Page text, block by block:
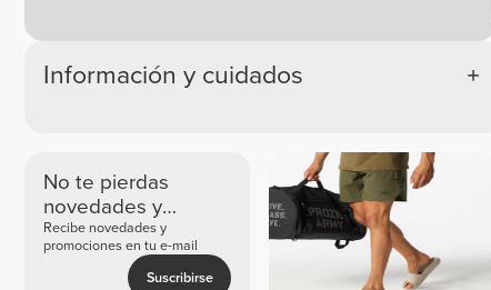
Información y cuidados
No te pierdas
novedades y
ofertas exclusivas
Recibe novedades y
promociones en tu e-mail
Suscribirse